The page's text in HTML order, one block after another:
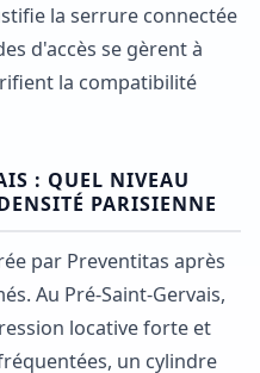
la serrure connectée
d'accès se gèrent à
la compatibilité
: QUEL NIVEAU
PARISIENNE
par Preventitas après
Au Pré-Saint-Gervais,
locative forte et
un cylindre